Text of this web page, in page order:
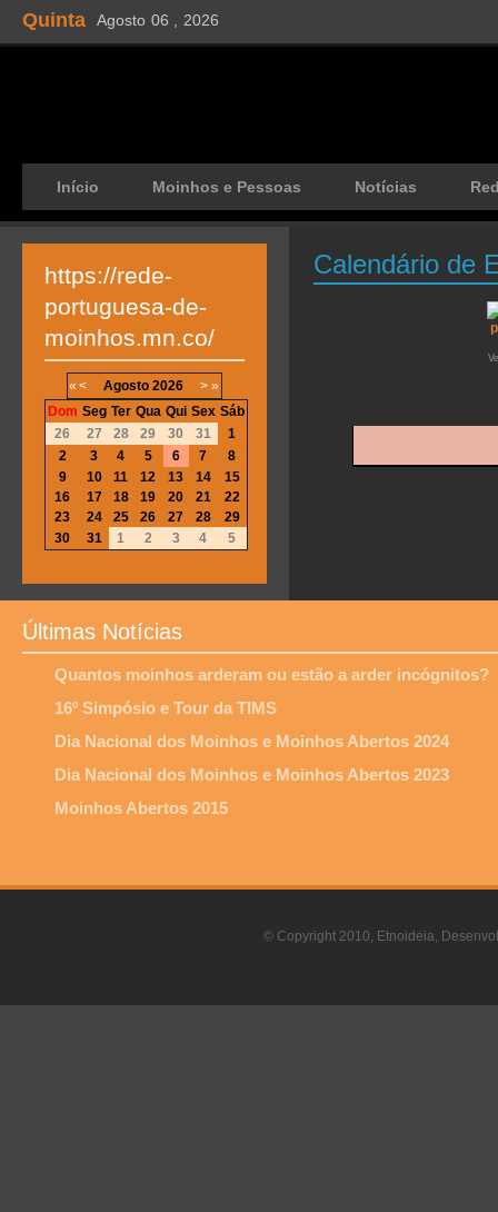
Quinta Agosto 06 , 2026
Início Moinhos e Pessoas Notícias
Calendário de
https://rede-
portuguesa-de-
moinhos.mn.co/
« < Agosto 2026 > »
Dom Seg Ter Qua Qui Sex Sáb
26
27 28 29 30 31
1
2
3 4 5 6 7
8
9
10 11 12 13 14
15
16
17 18 19 20 21
22
23
24 25 26 27 28
29
30
31 1 2 3 4 5
Últimas Notícias
Quantos moinhos arderam ou estão a arder incógnitos?
16º Simpósio e Tour da TIMS
Dia Nacional dos Moinhos e Moinhos Abertos 2024
Dia Nacional dos Moinhos e Moinhos Abertos 2023
Moinhos Abertos 2015
© Copyright 2010, Etnoideia,